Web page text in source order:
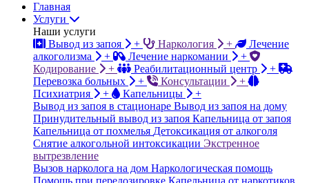
Главная
Услуги
Наши услуги
Вывод из запоя
+ Наркология +
Лечение
алкоголизма
+ Лечение наркомании
+
Кодирование
+ Реабилитационный центр
+
Перевозка больных
+ Консультации
+
Психиатрия
+ Капельницы
+
Вывод из запоя в стационаре Вывод из запоя на дому
Принудительный вывод из запоя Капельница от запоя
Капельница от похмелья Детоксикация от алкоголя
Снятие алкогольной интоксикации Экстренное
вытрезвление
Вызов нарколога на дом Наркологическая помощь
Помощь при передозировке Капельница от наркотиков